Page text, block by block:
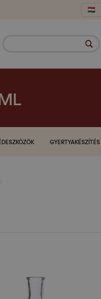
GYERTYAKÉSZÍTÉS